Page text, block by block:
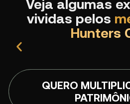
Veja algumas
vividas pelos
Hunters
QUERO